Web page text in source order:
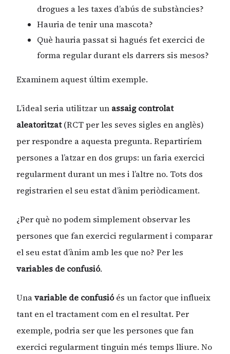
drogues a les taxes d’abús de substàncies?
Hauria de tenir una mascota?
Què hauria passat si hagués fet exercici de
forma regular durant els darrers sis mesos?
Examinem aquest últim exemple.
L’ideal seria utilitzar un assaig controlat
aleatoritzat(RCT per les seves sigles en anglès)
per respondre a aquesta pregunta. Repartiríem
persones a l’atzar en dos grups: un faria exercici
regularment durant un mes i l’altre no. Tots dos
registrarien el seu estat d’ànim periòdicament.
¿Per què no podem simplement observar les
persones que fan exercici regularment i comparar
el seu estat d’ànim amb les que no? Per les
variables de confusió.
Unavariable de confusióés un factor que influeix
tant en el tractament com en el resultat. Per
exemple, podria ser que les persones que fan
exercici regularment tinguin més temps lliure. No